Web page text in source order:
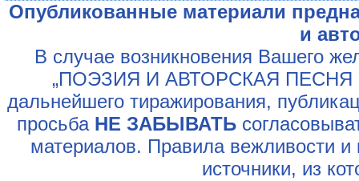
Опубликованные материали
и
В случае возникновения Вашего
„ПОЭЗИЯ И АВТОРСКАЯ ПЕСНЯ
дальнейшего тиражирования,
просьба НЕ ЗАБЫВАТЬ
материалов. Правила вежливости и
источники, из